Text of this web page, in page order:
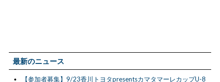
最新のニュース
【参加者募集】9/23香川トヨタpresentsカマタマーレカップU-8